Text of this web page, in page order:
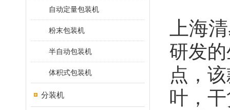
自动定量包装机
粉末包装机
半自动包装机
体积式包装机
分装机
上海
研发
点，
叶，